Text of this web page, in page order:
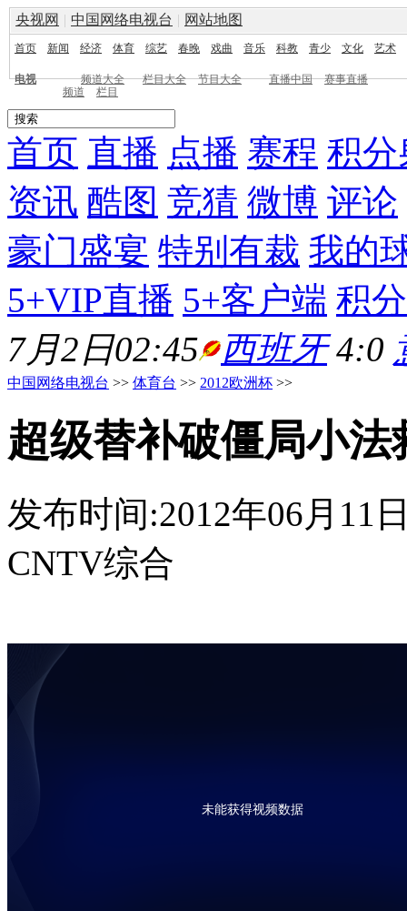
央视网 | 中国网络电视台 | 网站地图
首页 新闻 经济 体育 综艺 春晚 戏曲 音乐 科教 青少 文化 艺术
电视 频道大全 栏目大全 节目大全 直播中国
赛事直播
频道
栏目
首页 直播 点播 赛程 积分
资讯 酷图 竞猜 微博 评论
豪门盛宴 特别有裁 我的
5+VIP直播 5+客户端 积
7月2日02:45
西班牙4:0
中国网络电视台 >> 体育台 >> 2012欧洲杯 >>
超级替补破僵局小
发布时间:2012年06月11
CNTV综合
未能获得视频数据